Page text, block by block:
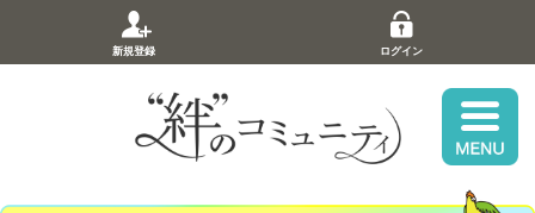
新規登録 ログイン